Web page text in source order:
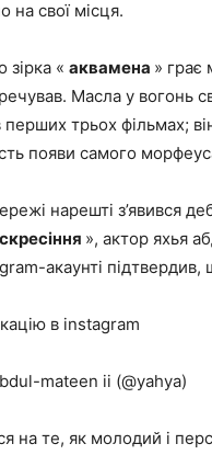
на свої місця.
зірка « аквамена » грає
Масла у вогонь
трьох фільмах;
появи самого
нарешті з’явився
», актор яхья
акаунті
в instagram
mateen ii (@yahya)
на те, як молодий і